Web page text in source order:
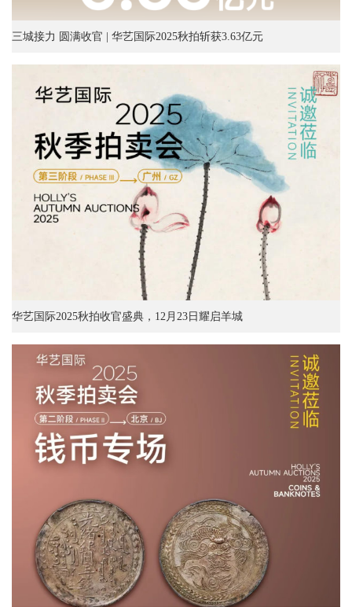
三城接力 圆满收官 | 华艺国际2025秋拍斩获3.63亿元
华艺国际2025秋拍收官盛典，12月23日耀启羊城